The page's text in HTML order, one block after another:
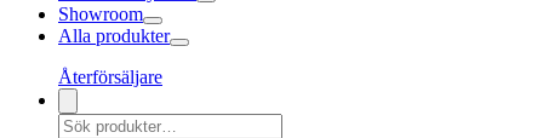
Showroom
Alla produkter
Återförsäljare